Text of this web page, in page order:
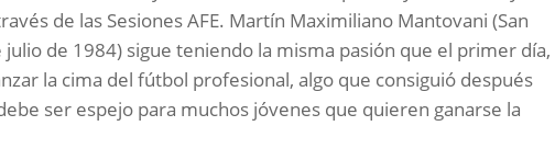
de las Sesiones AFE. Martín Maximiliano Mantovani (San
de 1984) sigue teniendo la misma pasión que el primer día,
la cima del fútbol profesional, algo que consiguió después
ser espejo para muchos jóvenes que quieren ganarse la